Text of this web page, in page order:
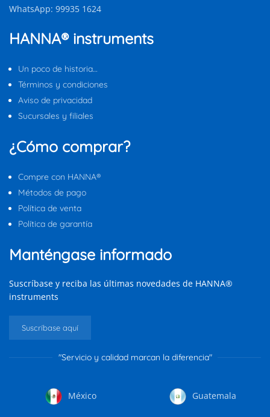
WhatsApp: 99935 1624
HANNA® instruments
Un poco de historia…
Términos y condiciones
Aviso de privacidad
Sucursales y filiales
¿Cómo comprar?
Compre con HANNA®
Métodos de pago
Política de venta
Política de garantía
Manténgase informado
Suscríbase y reciba las últimas novedades de HANNA®
instruments
Suscríbase aquí
"Servicio y calidad marcan la diferencia"
México Guatemala